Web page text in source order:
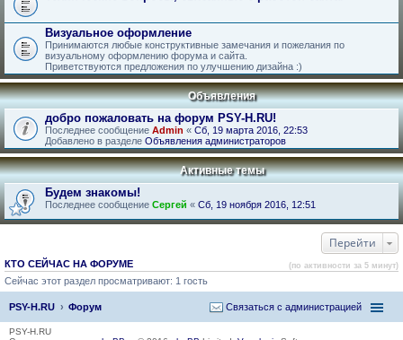
Визуальное оформление
Принимаются любые конструктивные замечания и пожелания по
визуальному оформлению форума и сайта.
Приветствуются предложения по улучшению дизайна :)
Объявления
добро пожаловать на форум PSY-H.RU!
Последнее сообщение Admin « Сб, 19 марта 2016, 22:53
Добавлено в разделе Объявления администраторов
Активные темы
Будем знакомы!
Последнее сообщение Сергей « Сб, 19 ноября 2016, 12:51
Перейти
КТО СЕЙЧАС НА ФОРУМЕ (по активности за 5 минут)
Сейчас этот раздел просматривают: 1 гость
PSY-H.RU Форум Связаться с администрацией
PSY-H.RU